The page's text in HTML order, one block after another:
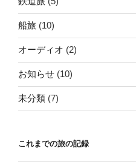
船旅 (10)
オーディオ (2)
お知らせ (10)
未分類 (7)
これまでの旅の記録